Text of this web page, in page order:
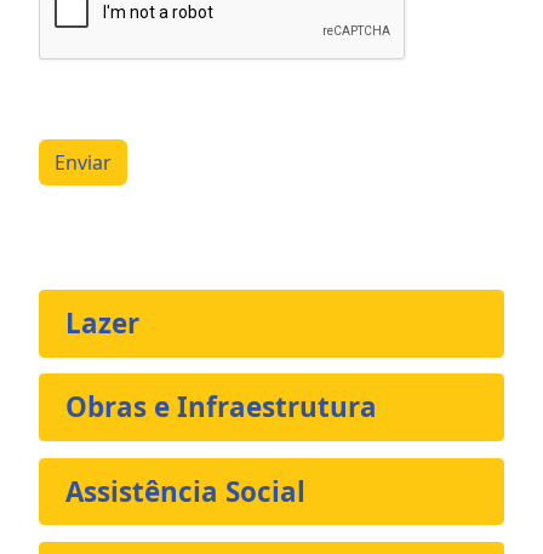
Enviar
Lazer
Obras e Infraestrutura
Assistência Social